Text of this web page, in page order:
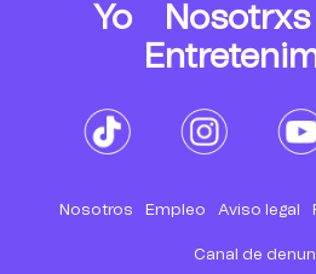
Yo Nosotrxs
Nosotros Empleo Aviso legal
Canal de